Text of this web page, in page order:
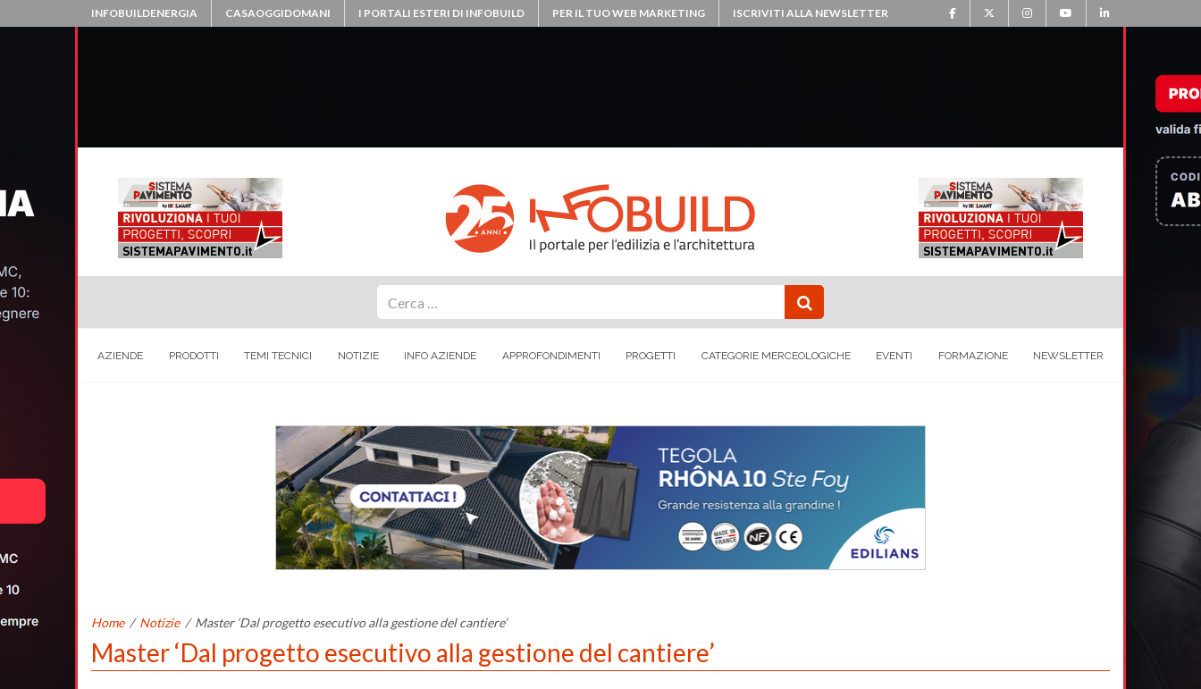
INFOBUILDENERGIA CASAOGGIDOMANI I PORTALI ESTERI DI INFOBUILD PER IL TUO WEB MARKETING ISCRIVITI ALLA NEWSLETTER
AZIENDE PRODOTTI TEMI TECNICI NOTIZIE INFO AZIENDE APPROFONDIMENTI PROGETTI CATEGORIE MERCEOLOGICHE EVENTI FORMAZIONE NEWSLETTER
Home / Notizie / Master ‘Dal progetto esecutivo alla gestione del cantiere’
Master ‘Dal progetto esecutivo alla gestione del cantiere’